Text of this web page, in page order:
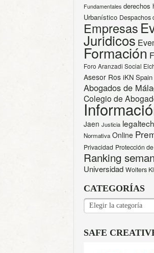
Fundamentales derechos
Urbanístico Despachos
Empresas
Juridicos
Formación
Foro Aranzadi Social
Asesor Ros iKN Spain
Abogados de
Colegio de
Jaen Justicia legaltech
Normativa Online
Privacidad Protección
Ranking
Universidad Wolters
CATEGORÍAS
CATEGORÍAS
SAFE